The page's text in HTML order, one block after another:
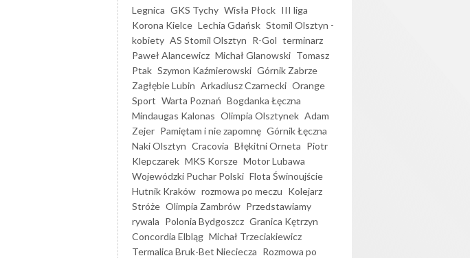
Legnica GKS Tychy Wisła Płock III liga
Korona Kielce Lechia Gdańsk Stomil Olsztyn -
kobiety AS Stomil Olsztyn R-Gol terminarz
Paweł Alancewicz Michał Glanowski Tomasz
Ptak Szymon Kaźmierowski Górnik Zabrze
Zagłębie Lubin Arkadiusz Czarnecki Orange
Sport Warta Poznań Bogdanka Łęczna
Mindaugas Kalonas Olimpia Olsztynek Adam
Zejer Pamiętam i nie zapomnę Górnik Łęczna
Naki Olsztyn Cracovia Błękitni Orneta Piotr
Klepczarek MKS Korsze Motor Lubawa
Wojewódzki Puchar Polski Flota Świnoujście
Hutnik Kraków rozmowa po meczu Kolejarz
Stróże Olimpia Zambrów Przedstawiamy
rywala Polonia Bydgoszcz Granica Kętrzyn
Concordia Elbląg Michał Trzeciakiewicz
Termalica Bruk-Bet Nieciecza Rozmowa po